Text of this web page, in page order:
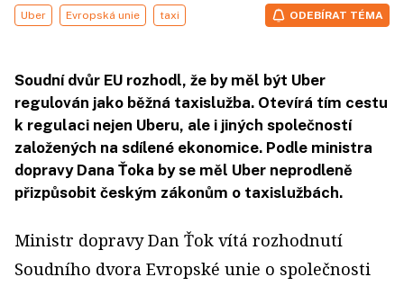
Uber Evropská unie taxi ODEBÍRAT TÉMA
Soudní dvůr EU rozhodl, že by měl být Uber
regulován jako běžná taxislužba. Otevírá tím cestu
k regulaci nejen Uberu, ale i jiných společností
založených na sdílené ekonomice. Podle ministra
dopravy Dana Ťoka by se měl Uber neprodleně
přizpůsobit českým zákonům o taxislužbách.
Ministr dopravy Dan Ťok vítá rozhodnutí
Soudního dvora Evropské unie o společnosti